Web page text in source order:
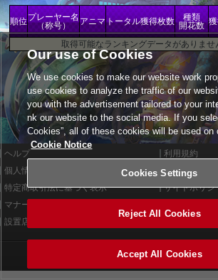
順位プレーヤー名
（称号）
アニマトータル獲得枚数
種類
開花数
取得可能なランキングデータがありませ
ヘルプ
利用規約
個人情報等保護方針
外部送信につ
特定商取引法に基づく表示
サイトポリシ
マナー＆ルール
設置店舗検索
©2026 Konami Arcade Games
Our use of Cookies
We use cookies to make our website work
use cookies to analyze the traffic of our
you with the advertisement tailored to your
nk our website to the social media. If you
Cookies”, all of these cookies will be used on
Cookie Notice
Cookies Settings
Reject All Cookies
Accept All Cookies